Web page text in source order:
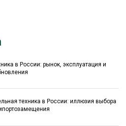
в России: рынок, эксплуатация и
техника в России: иллюзия выбора